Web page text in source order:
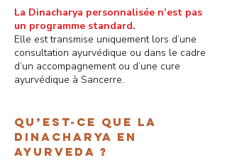
La Dinacharya personnalisée n’est pas
un programme standard.
Elle est transmise uniquement lors d’une
consultation ayurvédique ou dans le cadre
d’un accompagnement ou d’une cure
ayurvédique à Sancerre.
Qu’est-ce que la
dinacharya en
Ayurveda ?